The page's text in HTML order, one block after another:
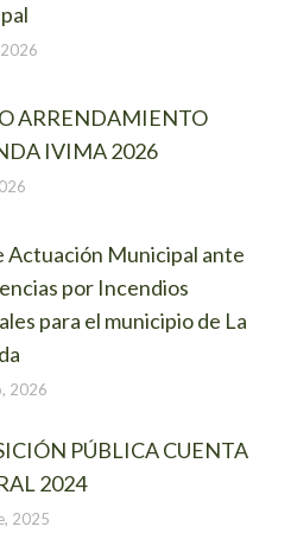
ARRENDAMIENTO
IVIMA 2026
Actuación Municipal ante
por Incendios
para el municipio de La
2026
PÚBLICA CUENTA
2024
2025